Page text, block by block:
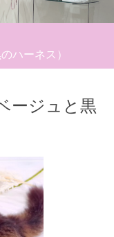
ハーネス）
ージュと黒